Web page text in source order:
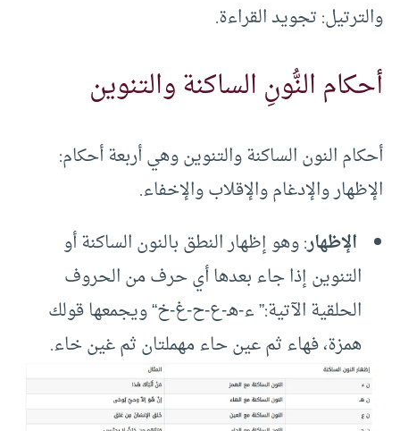
والترتيل: تجويد القراءة.
أحكام النُّونِ الساكنة والتنوين
أحكام النون الساكنة والتنوين وهي أربعة أحكام:
الإظهار والإدغام والإقلاب والإخفاء.
الإظهار: وهو إظهار النطق بالنون الساكنة أو
التنوين إذا جاء بعدها أي حرف من الحروف
الحلقية الآتية:” ء-هـ-ع-ح-غ-خ“ ويجمعها قولك
همزة، فهاء ثم عين حاء مهملتان ثم غين خاء.